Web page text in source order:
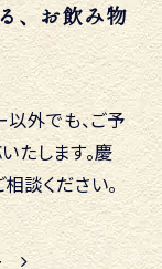
、お飲み物
以外でも、ご予
たします。慶
談ください。